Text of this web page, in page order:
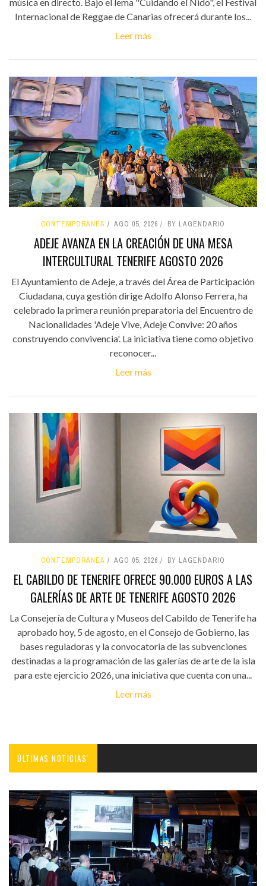
Internacional de Reggae de Canarias ofrecerá durante los...
Leer más
CONTEMPORÁNEA AGO 05, 2026 BY LAGENDARIO
ADEJE AVANZA EN LA CREACIÓN DE UNA MESA
INTERCULTURAL TENERIFE AGOSTO 2026
El Ayuntamiento de Adeje, a través del Área de Participación
Ciudadana, cuya gestión dirige Adolfo Alonso Ferrera, ha
celebrado la primera reunión preparatoria del Encuentro de
Nacionalidades 'Adeje Vive, Adeje Convive: 20 años
construyendo convivencia'. La iniciativa tiene como objetivo
reconocer...
Leer más
CONTEMPORÁNEA AGO 05, 2026 BY LAGENDARIO
EL CABILDO DE TENERIFE OFRECE 90.000 EUROS A LAS
GALERÍAS DE ARTE DE TENERIFE AGOSTO 2026
La Consejería de Cultura y Museos del Cabildo de Tenerife ha
aprobado hoy, 5 de agosto, en el Consejo de Gobierno, las
bases reguladoras y la convocatoria de las subvenciones
destinadas a la programación de las galerías de arte de la isla
para este ejercicio 2026, una iniciativa que cuenta con una...
Leer más
ÚLTIMAS NOTICIAS'